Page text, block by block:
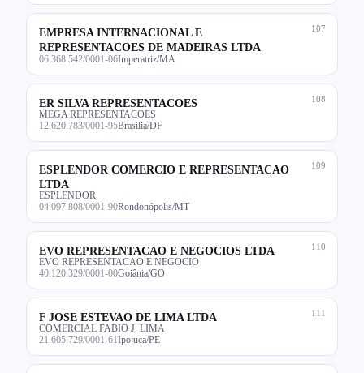
107
EMPRESA INTERNACIONAL E
REPRESENTACOES DE MADEIRAS LTDA
06.368.542/0001-06Imperatriz/MA
108
ER SILVA REPRESENTACOES
MEGA REPRESENTACOES
12.620.783/0001-95Brasília/DF
109
ESPLENDOR COMERCIO E REPRESENTACAO
LTDA
ESPLENDOR
04.097.808/0001-90Rondonópolis/MT
110
EVO REPRESENTACAO E NEGOCIOS LTDA
EVO REPRESENTACAO E NEGOCIO
40.120.329/0001-00Goiânia/GO
111
F JOSE ESTEVAO DE LIMA LTDA
COMERCIAL FABIO J. LIMA
21.605.729/0001-61 Ipojuca/PE